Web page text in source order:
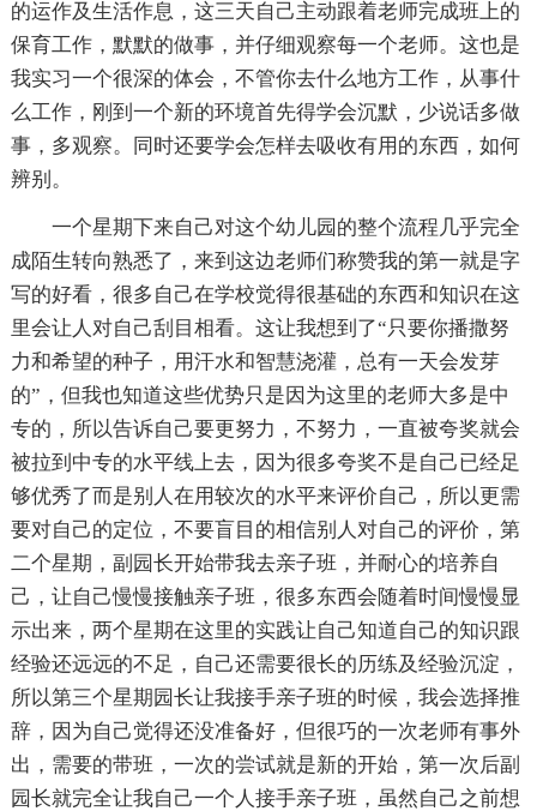
的运作及生活作息，这三天自己主动跟着老师完成班上的
保育工作，默默的做事，并仔细观察每一个老师。这也是
我实习一个很深的体会，不管你去什么地方工作，从事什
么工作，刚到一个新的环境首先得学会沉默，少说话多做
事，多观察。同时还要学会怎样去吸收有用的东西，如何
辨别。
一个星期下来自己对这个幼儿园的整个流程几乎完全
成陌生转向熟悉了，来到这边老师们称赞我的第一就是字
写的好看，很多自己在学校觉得很基础的东西和知识在这
里会让人对自己刮目相看。这让我想到了“只要你播撒努
力和希望的种子，用汗水和智慧浇灌，总有一天会发芽
的”，但我也知道这些优势只是因为这里的老师大多是中
专的，所以告诉自己要更努力，不努力，一直被夸奖就会
被拉到中专的水平线上去，因为很多夸奖不是自己已经足
够优秀了而是别人在用较次的水平来评价自己，所以更需
要对自己的定位，不要盲目的相信别人对自己的评价，第
二个星期，副园长开始带我去亲子班，并耐心的培养自
己，让自己慢慢接触亲子班，很多东西会随着时间慢慢显
示出来，两个星期在这里的实践让自己知道自己的知识跟
经验还远远的不足，自己还需要很长的历练及经验沉淀，
所以第三个星期园长让我接手亲子班的时候，我会选择推
辞，因为自己觉得还没准备好，但很巧的一次老师有事外
出，需要的带班，一次的尝试就是新的开始，第一次后副
园长就完全让我自己一个人接手亲子班，虽然自己之前想